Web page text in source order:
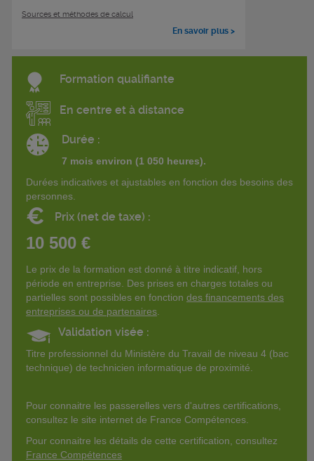
Sources et méthodes de calcul
En savoir plus >
Formation qualifiante
En centre et à distance
Durée :
7 mois environ (1 050 heures).
Durées indicatives et ajustables en fonction des besoins des
personnes.
€ Prix (net de taxe) :
10 500 €
Le prix de la formation est donné à titre indicatif, hors
période en entreprise. Des prises en charges totales ou
partielles sont possibles en fonction des financements des
entreprises ou de partenaires
Validation visée :
Titre professionnel du Ministère du Travail de niveau 4 (bac
technique) de technicien informatique de proximité.
Pour connaitre les passerelles vers d'autres certifications,
consultez le site internet de France Compétences.
Pour connaitre les détails de cette certification, consultez
France Compétences